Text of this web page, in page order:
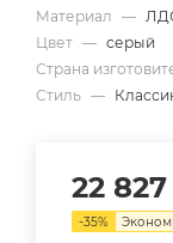
Материал —
Цвет — серый
Страна
Стиль —
22 827
-35%